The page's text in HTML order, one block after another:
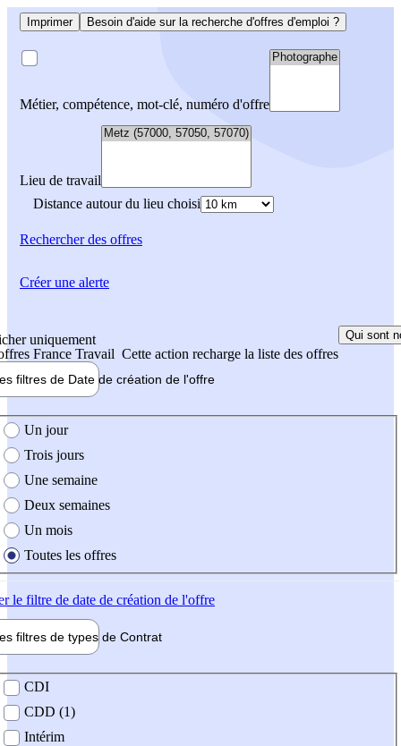
Imprimer Besoin d'aide sur la recherche d'offres d'emploi ?
Métier, compétence, mot-clé, numéro d'offre
Lieu de travail
Distance autour du lieu choisi
Rechercherdes offres
uniquement
France Travail Cette action recharge la liste des offres
Qui sont
filtres de Date de création de l'offre
création de l'offre
Un jour
Trois jours
Une semaine
Deux semaines
Un mois
Toutes les offres
le filtre de date de création de l'offre
filtres de types de Contrat
contrat
CDI
CDD (1)
Intérim
Créer une alerte